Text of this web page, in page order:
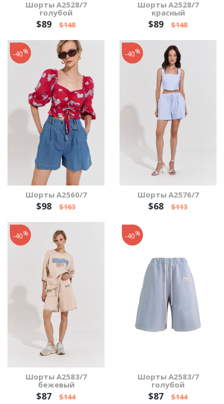
Шорты А2528/7
голубой
$89 $148
Шорты А2528/7
красный
$89 $148
Шорты А2560/7
$98 $163
-40%
Шорты А2576/7
$68 $113
-40%
Шорты А2583/7
бежевый
$87 $144
-40%
Шорты А2583/7
голубой
$87 $144
-40%